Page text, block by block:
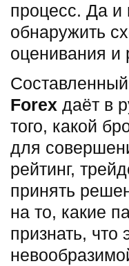
процесс. Да и
обнаружить
оценивания и
Forex даёт в
того, какой
для
рейтинг,
принять
на то, какие
признать, что